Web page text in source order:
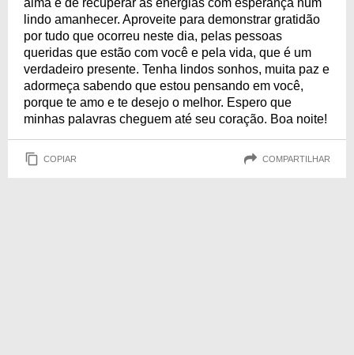
alma e de recuperar as energias com esperança num
lindo amanhecer. Aproveite para demonstrar gratidão
por tudo que ocorreu neste dia, pelas pessoas
queridas que estão com você e pela vida, que é um
verdadeiro presente. Tenha lindos sonhos, muita paz e
adormeça sabendo que estou pensando em você,
porque te amo e te desejo o melhor. Espero que
minhas palavras cheguem até seu coração. Boa noite!
COPIAR COMPARTILHAR